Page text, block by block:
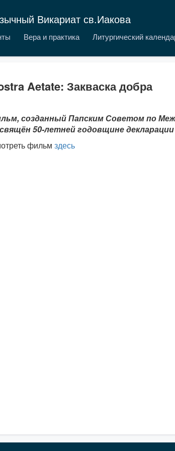
Викариат св.Иакова
Вера и практика Литургический
Aetate: Закваска добра
созданный Папским Советом по
50-летней годовщине
фильм здесь